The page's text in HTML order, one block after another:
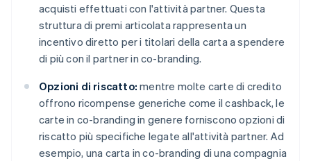
acquisti effettuati con l'attività partner. Questa
struttura di premi articolata rappresenta un
incentivo diretto per i titolari della carta a spendere
di più con il partner in co-branding.
Opzioni di riscatto: mentre molte carte di credito
offrono ricompense generiche come il cashback, le
carte in co-branding in genere forniscono opzioni di
riscatto più specifiche legate all'attività partner. Ad
esempio, una carta in co-branding di una compagnia